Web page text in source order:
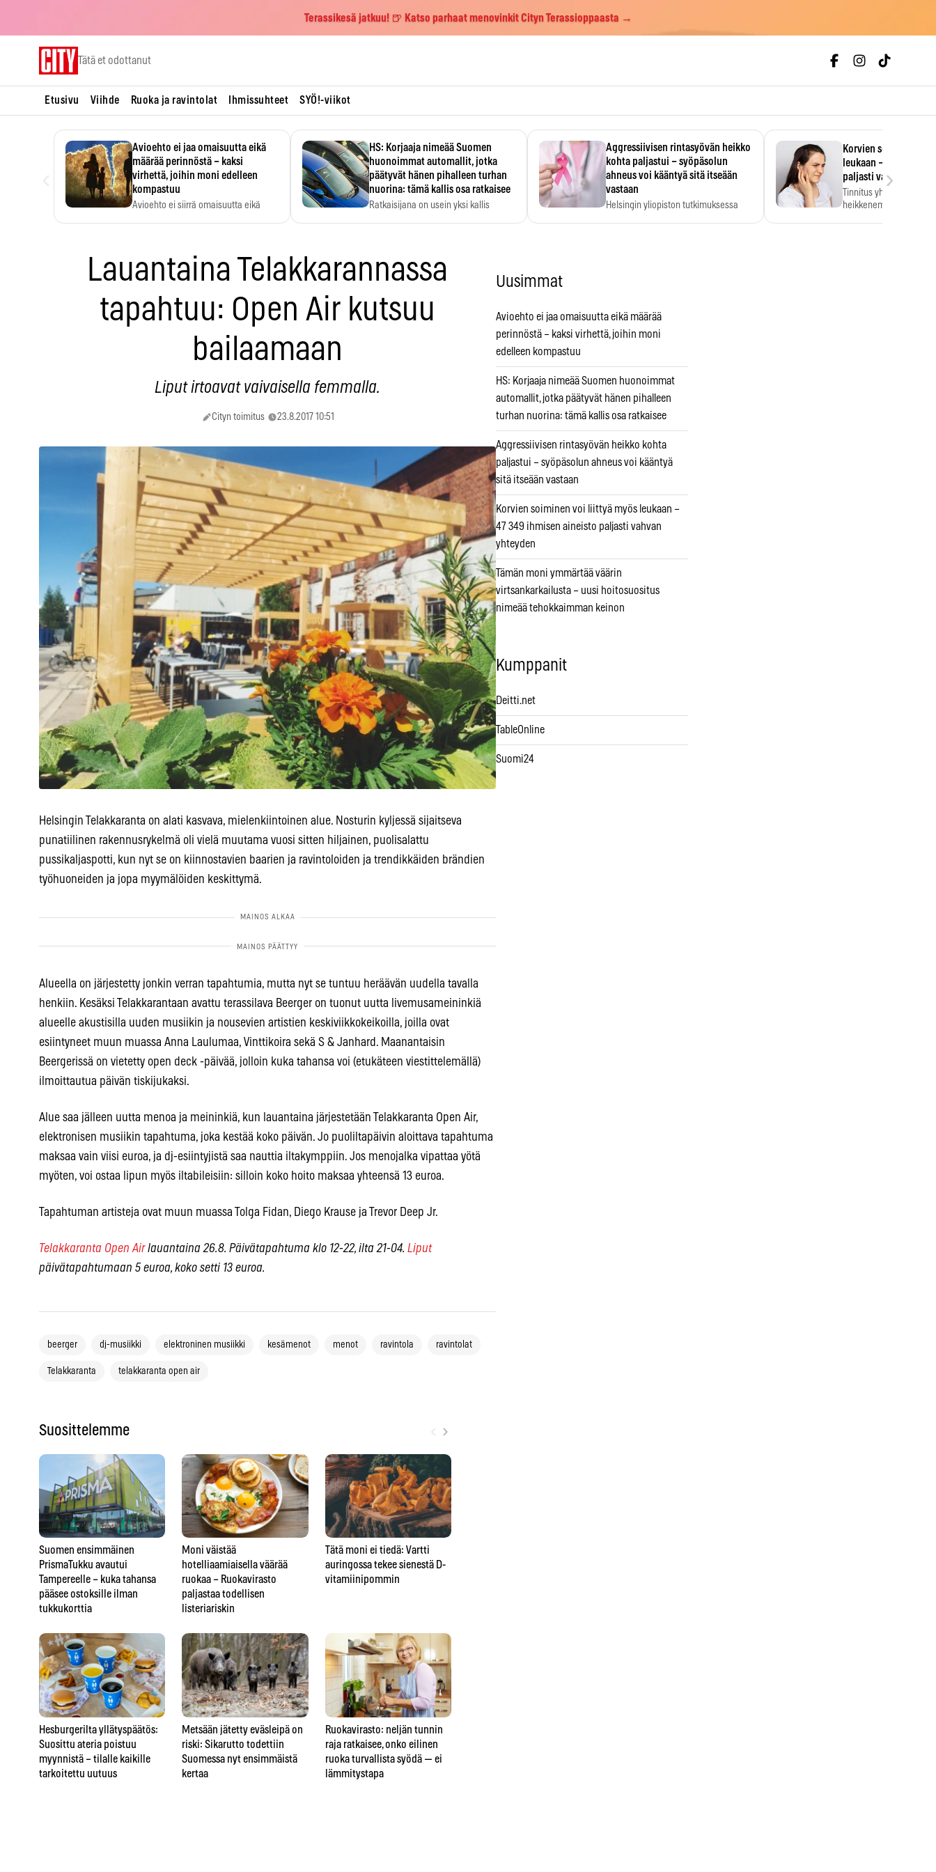
Terassikesä jatkuu! 🍺 Katso parhaat menovinkit Cityn Terassioppaasta →
Tätä et odottanut
Etusivu Viihde Ruoka ja ravintolat Ihmissuhteet SYÖ!-viikot
Avioehto ei jaa omaisuutta eikä
määrää perinnöstä – kaksi
virhettä, joihin moni edelleen
kompastuu
Avioehto ei siirrä omaisuutta eikä
HS: Korjaaja nimeää Suomen
huonoimmat automallit, jotka
päätyvät hänen pihalleen turhan
nuorina: tämä kallis osa ratkaisee
Ratkaisijana on usein yksi kallis
Aggressiivisen rintasyövän heikko
kohta paljastui – syöpäsolun
ahneus voi kääntyä sitä itseään
vastaan
Helsingin yliopiston tutkimuksessa
Korvien soiminen
leukaan – 47 349
paljasti vahvan
Tinnitus yhdistetään
heikkenemiseen.
›
Lauantaina Telakkarannassa
tapahtuu: Open Air kutsuu
bailaamaan
Liput irtoavat vaivaisella femmalla.
Cityn toimitus 23.8.2017 10:51
Helsingin Telakkaranta on alati kasvava, mielenkiintoinen alue. Nosturin kyljessä sijaitseva
punatiilinen rakennusrykelmä oli vielä muutama vuosi sitten hiljainen, puolisalattu
pussikaljaspotti, kun nyt se on kiinnostavien baarien ja ravintoloiden ja trendikkäiden brändien
työhuoneiden ja jopa myymälöiden keskittymä.
Alueella on järjestetty jonkin verran tapahtumia, mutta nyt se tuntuu heräävän uudella tavalla
henkiin. Kesäksi Telakkarantaan avattu terassilava Beerger on tuonut uutta livemusameininkiä
alueelle akustisilla uuden musiikin ja nousevien artistien keskiviikkokeikoilla, joilla ovat
esiintyneet muun muassa Anna Laulumaa, Vinttikoira sekä S & Janhard. Maanantaisin
Beergerissä on vietetty open deck -päivää, jolloin kuka tahansa voi (etukäteen viestittelemällä)
ilmoittautua päivän tiskijukaksi.
Alue saa jälleen uutta menoa ja meininkiä, kun lauantaina järjestetään Telakkaranta Open Air,
elektronisen musiikin tapahtuma, joka kestää koko päivän. Jo puoliltapäivin aloittava tapahtuma
maksaa vain viisi euroa, ja dj-esiintyjistä saa nauttia iltakymppiin. Jos menojalka vipattaa yötä
myöten, voi ostaa lipun myös iltabileisiin: silloin koko hoito maksaa yhteensä 13 euroa.
Tapahtuman artisteja ovat muun muassa Tolga Fidan, Diego Krause ja Trevor Deep Jr.
Telakkaranta Open Airlauantaina 26.8. Päivätapahtuma klo 12-22, ilta 21-04. Liput
päivätapahtumaan 5 euroa, koko setti 13 euroa.
beerger dj-musiikki elektroninen musiikki kesämenot menot ravintola ravintolat
Telakkaranta telakkaranta open air
Suosittelemme ›
Suomen ensimmäinen
PrismaTukku avautui
Tampereelle – kuka tahansa
pääsee ostoksille ilman
tukkukorttia
Hesburgerilta yllätyspäätös:
Suosittu ateria poistuu
myynnistä – tilalle kaikille
tarkoitettu uutuus
Moni väistää
hotelliaamiaisella väärää
ruokaa – Ruokavirasto
paljastaa todellisen
listeriariskin
Metsään jätetty eväsleipä on
riski: Sikarutto todettiin
Suomessa nyt ensimmäistä
kertaa
Tätä moni ei tiedä: Vartti
auringossa tekee sienestä D-
vitamiinipommin
Ruokavirasto: neljän tunnin
raja ratkaisee, onko eilinen
ruoka turvallista syödä — ei
lämmitystapa
Uusimmat
Avioehto ei jaa omaisuutta eikä määrää
perinnöstä – kaksi virhettä, joihin moni
edelleen kompastuu
HS: Korjaaja nimeää Suomen huonoimmat
automallit, jotka päätyvät hänen pihalleen
turhan nuorina: tämä kallis osa ratkaisee
Aggressiivisen rintasyövän heikko kohta
paljastui – syöpäsolun ahneus voi kääntyä
sitä itseään vastaan
Korvien soiminen voi liittyä myös leukaan –
47 349 ihmisen aineisto paljasti vahvan
yhteyden
Tämän moni ymmärtää väärin
virtsankarkailusta – uusi hoitosuositus
nimeää tehokkaimman keinon
Kumppanit
Deitti.net
TableOnline
Suomi24